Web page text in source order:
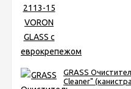
GRASS
Cleaner"